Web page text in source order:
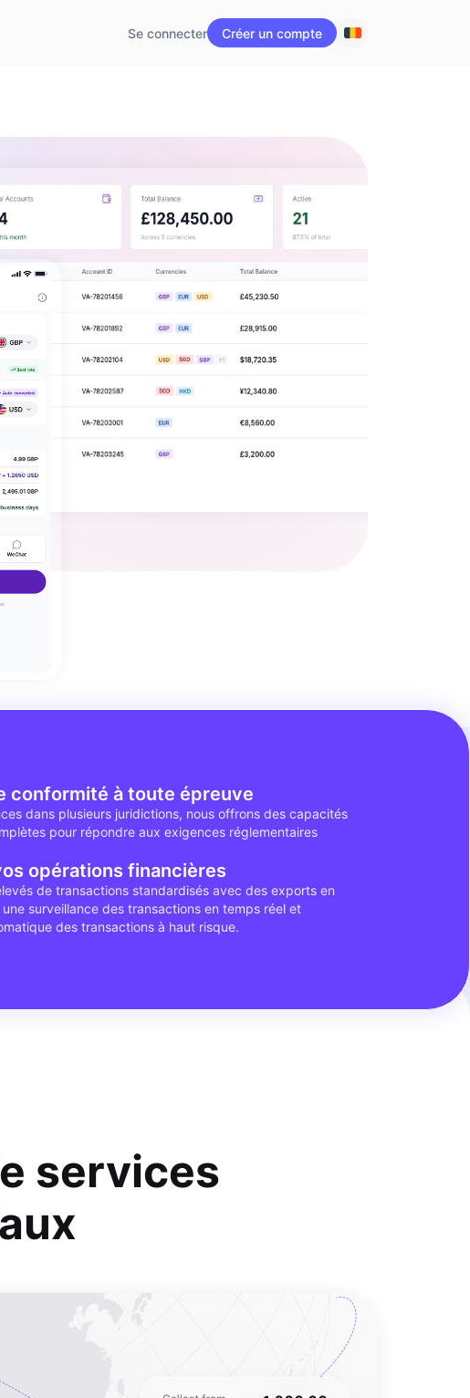
Se connecter Créer un compte
conformité à toute épreuve
dans plusieurs juridictions, nous offrons des capacités
pour répondre aux exigences réglementaires
opérations financières
de transactions standardisés avec des exports en
surveillance des transactions en temps réel et
des transactions à haut risque.
services